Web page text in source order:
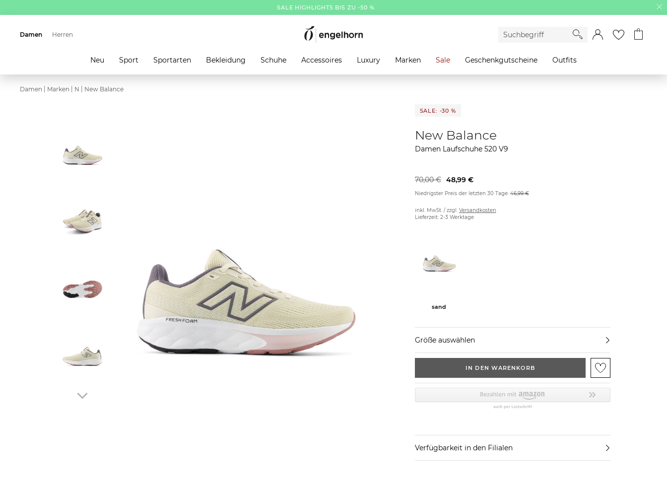
SALE HIGHLIGHTS BIS ZU -50 %
Damen
Neu Sport Sportarten Bekleidung Schuhe Accessoires Luxury Marken Sale Geschenkgutscheine Outfits
Herren
Damen Marken N New Balance
SALE: -30 %
New Balance
Damen Laufschuhe 520 V9
48,99 €
70,00 €
Niedrigster Preis der letzten 30 Tage:46,99 €
inkl. MwSt. / zzgl. Versandkosten
Lieferzeit: 2-3 Werktage
sand
Größe auswählen
IN DEN WARENKORB
Verfügbarkeit in den Filialen